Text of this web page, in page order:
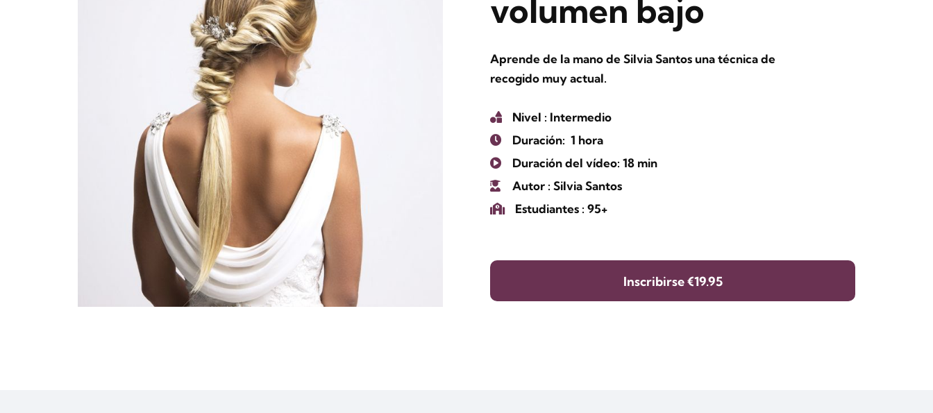
volumen bajo
Aprende de la mano de Silvia Santos una técnica de
recogido muy actual.
Nivel : Intermedio
Duración: 1 hora
Duración del vídeo: 18 min
Autor : Silvia Santos
Estudiantes : 95+
Inscribirse€19.95